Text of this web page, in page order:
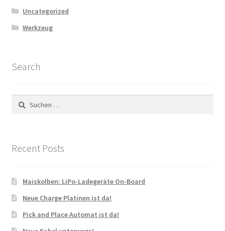
Uncategorized
Werkzeug
Search
Suchen
nach:
Recent Posts
Maiskolben: LiPo-Ladegeräte On-Board
Neue Charge Platinen ist da!
Pick and Place Automat ist da!